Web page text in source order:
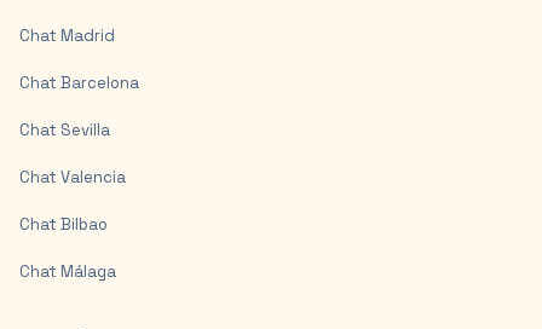
Chat Madrid
Chat Barcelona
Chat Sevilla
Chat Valencia
Chat Bilbao
Chat Málaga